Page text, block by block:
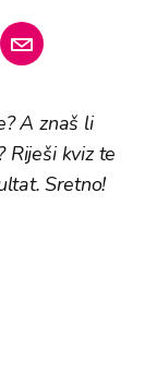
A znaš li
Riješi kviz te
Sretno!